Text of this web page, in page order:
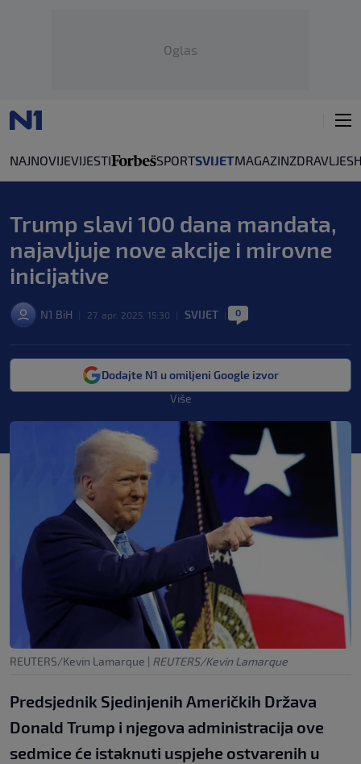
Oglas
NAJNOVIJEVIJESTI SPORTSVIJETMAGAZINZDRAVLJE
Trump slavi 100 dana mandata,
najavljuje nove akcije i mirovne
inicijative
N1 BiH 27. apr. 2025. 15:30 SVIJET 0
Dodajte N1 u omiljeni Google izvor
Više
REUTERS/Kevin Lamarque | REUTERS/Kevin Lamarque
Predsjednik Sjedinjenih Američkih Država
Donald Trump i njegova administracija ove
sedmice će istaknuti uspjehe ostvarenih u